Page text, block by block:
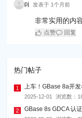
pj 发表于 1个月前
非常实用的内
点赞 回复
热门帖子
1 上车！GBase 8a开
2025-12-01 浏览数：
2 GBase 8s GDCA 认